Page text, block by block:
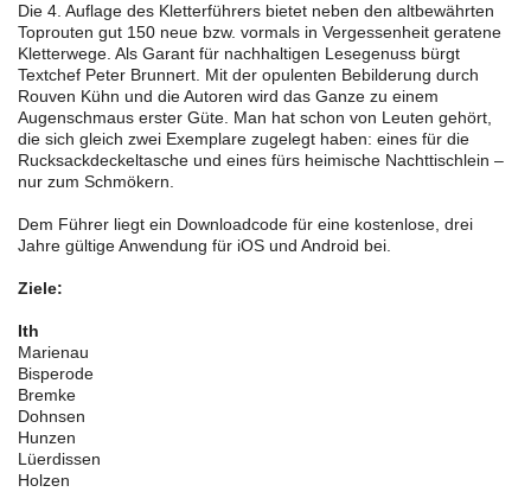
Die 4. Auflage des Kletterführers bietet neben den altbewährten
Toprouten gut 150 neue bzw. vormals in Vergessenheit geratene
Kletterwege. Als Garant für nachhaltigen Lesegenuss bürgt
Textchef Peter Brunnert. Mit der opulenten Bebilderung durch
Rouven Kühn und die Autoren wird das Ganze zu einem
Augenschmaus erster Güte. Man hat schon von Leuten gehört,
die sich gleich zwei Exemplare zugelegt haben: eines für die
Rucksackdeckeltasche und eines fürs heimische Nachttischlein –
nur zum Schmökern.
Dem Führer liegt ein Downloadcode für eine kostenlose, drei
Jahre gültige Anwendung für iOS und Android bei.
Ziele:
Ith
Marienau
Bisperode
Bremke
Dohnsen
Hunzen
Lüerdissen
Holzen